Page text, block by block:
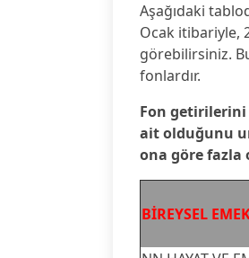
Aşağıdaki
Ocak itibariyle,
görebilirsiniz.
fonlardır.
Fon
ait olduğunu
ona göre fazla
BİREYSEL